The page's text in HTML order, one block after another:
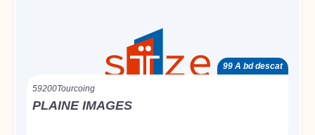
99 A bd descat
59200Tourcoing
PLAINE IMAGES